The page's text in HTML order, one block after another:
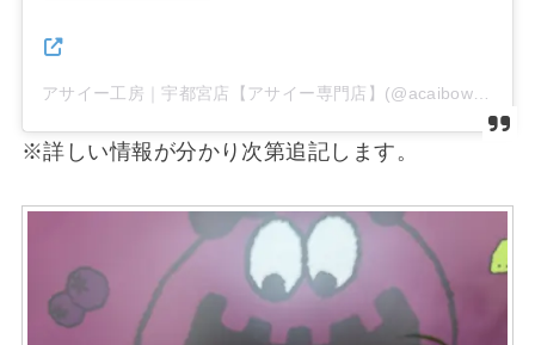
※詳しい情報が分かり次第追記します。